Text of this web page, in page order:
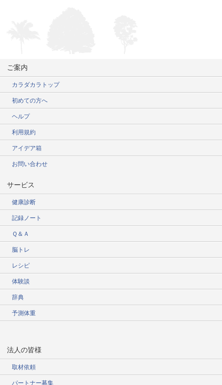
ご案内
カラダカラトップ
初めての方へ
ヘルプ
利用規約
アイデア箱
お問い合わせ
サービス
健康診断
記録ノート
Ｑ＆Ａ
脳トレ
レシピ
体験談
辞典
予測体重
法人の皆様
取材依頼
パートナー募集